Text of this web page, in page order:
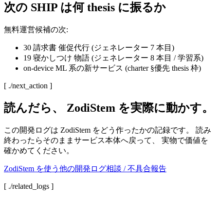
次の SHIP は何 thesis に振るか
無料運営候補の次:
30 請求書 催促代行 (ジェネレーター 7 本目)
19 寝かしつけ 物語 (ジェネレーター 8 本目 / 学習系)
on-device ML 系の新サービス (charter §優先 thesis 枠)
[ ./next_action ]
読んだら、 ZodiStem を実際に動かす。
この開発ログは ZodiStem をどう作ったかの記録です。 読み
終わったらそのままサービス本体へ戻って、 実物で価値を
確かめてください。
ZodiStem を使う 他の開発ログ相談 / 不具合報告
[ ./related_logs ]